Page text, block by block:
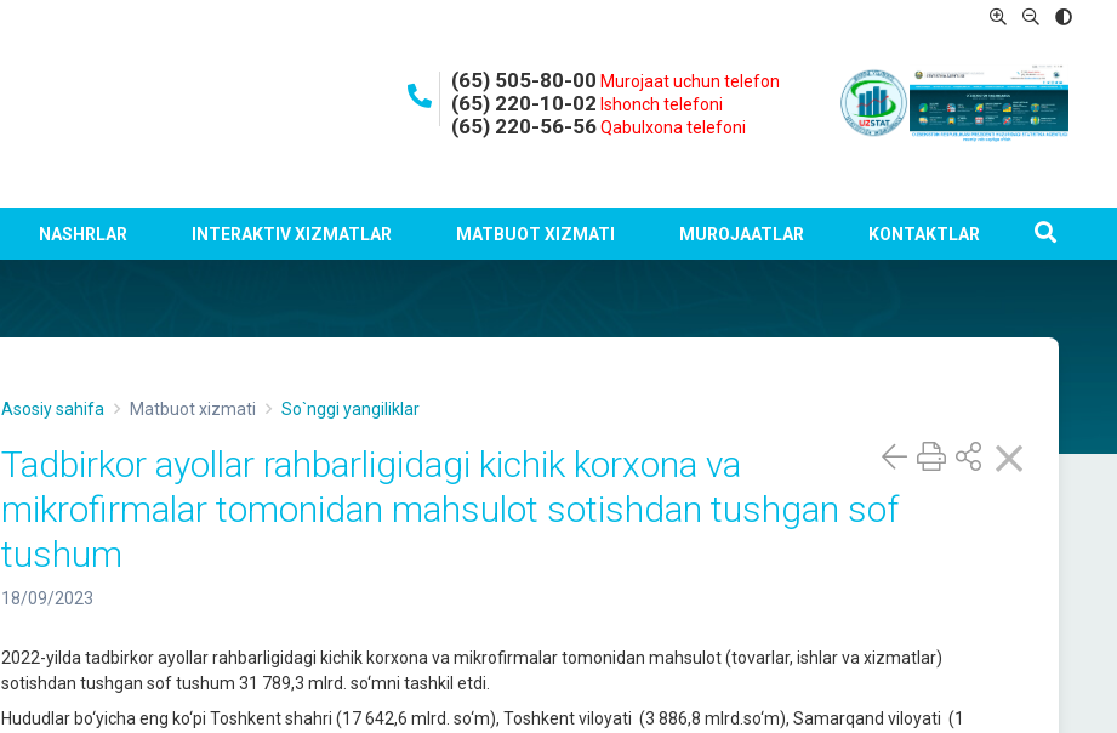
(65) 505-80-00 Murojaat uchun telefon
(65) 220-10-02 Ishonch telefoni
(65) 220-56-56 Qabulxona telefoni
NASHRLAR INTERAKTIV XIZMATLAR MATBUOT XIZMATI MUROJAATLAR KONTAKTLAR
Asosiy sahifa Matbuot xizmati So`nggi yangiliklar
Tadbirkor ayollar rahbarligidagi kichik korxona va
mikrofirmalar tomonidan mahsulot sotishdan tushgan sof
tushum
18/09/2023
2022-yilda tadbirkor ayollar rahbarligidagi kichik korxona va mikrofirmalar tomonidan mahsulot (tovarlar, ishlar va xizmatlar)
sotishdan tushgan sof tushum 31 789,3 mlrd. so‘mni tashkil etdi.
Hududlar bo‘yicha eng ko‘pi Toshkent shahri (17 642,6 mlrd. so‘m), Toshkent viloyati (3 886,8 mlrd.so‘m), Samarqand viloyati (1